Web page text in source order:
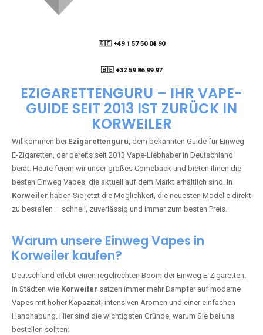
🇩🇪 +49 1 57 50 04 90
🇧🇪 +32 59 86 99 97
EZIGARETTENGURU – IHR VAPE-
GUIDE SEIT 2013 IST ZURÜCK IN
KORWEILER
Willkommen bei Ezigarettenguru, dem bekannten Guide für Einweg
E-Zigaretten, der bereits seit 2013 Vape-Liebhaber in Deutschland
berät. Heute feiern wir unser großes Comeback und bieten Ihnen die
besten Einweg Vapes, die aktuell auf dem Markt erhältlich sind. In
Korweiler haben Sie jetzt die Möglichkeit, die neuesten Modelle direkt
zu bestellen – schnell, zuverlässig und immer zum besten Preis.
Warum unsere Einweg Vapes in
Korweiler kaufen?
Deutschland erlebt einen regelrechten Boom der Einweg E-Zigaretten.
In Städten wie Korweiler setzen immer mehr Dampfer auf moderne
Vapes mit hoher Kapazität, intensiven Aromen und einer einfachen
Handhabung. Hier sind die wichtigsten Gründe, warum Sie bei uns
bestellen sollten: